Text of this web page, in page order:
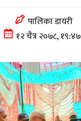
पालिका डायरी
१२ चैत्र २०७८, १९:४७